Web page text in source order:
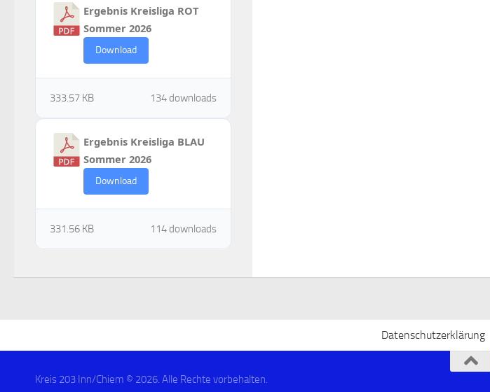
Ergebnis Kreisliga ROT
Sommer 2026
Download
134 downloads
333.57 KB
Ergebnis Kreisliga BLAU
Sommer 2026
Download
114 downloads
331.56 KB
Datenschutzerklärung
Kreis 203 Inn/Chiem © 2026. Alle Rechte vorbehalten.